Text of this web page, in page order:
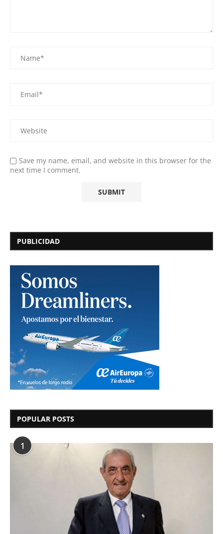
Save my name, email, and website in this browser for the
next time I comment.
PUBLICIDAD
POPULAR POSTS
1